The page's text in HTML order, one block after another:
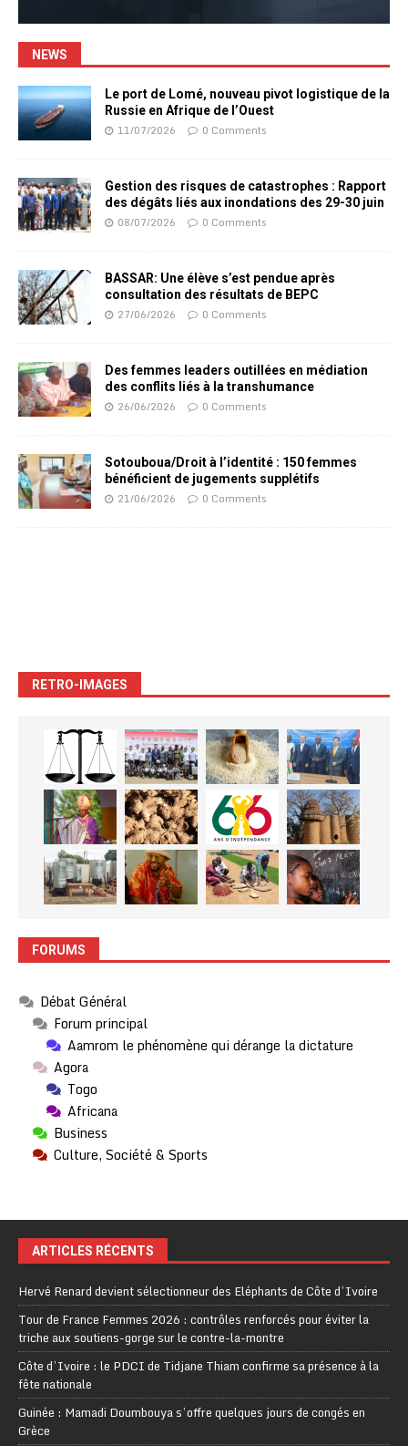
NEWS
Le port de Lomé, nouveau pivot logistique de la
Russie en Afrique de l’Ouest
11/07/2026 0 Comments
Gestion des risques de catastrophes : Rapport
des dégâts liés aux inondations des 29-30 juin
08/07/2026 0 Comments
BASSAR: Une élève s’est pendue après
consultation des résultats de BEPC
27/06/2026 0 Comments
Des femmes leaders outillées en médiation
des conflits liés à la transhumance
26/06/2026 0 Comments
Sotouboua/Droit à l’identité : 150 femmes
bénéficient de jugements supplétifs
21/06/2026 0 Comments
RETRO-IMAGES
FORUMS
Débat Général
Forum principal
Aamrom le phénomène qui dérange la dictature
Agora
Togo
Africana
Business
Culture, Société & Sports
ARTICLES RÉCENTS
Hervé Renard devient sélectionneur des Eléphants de Côte d’Ivoire
Tour de France Femmes 2026 : contrôles renforcés pour éviter la
triche aux soutiens-gorge sur le contre-la-montre
Côte d’Ivoire : le PDCI de Tidjane Thiam confirme sa présence à la
fête nationale
Guinée : Mamadi Doumbouya s’offre quelques jours de congés en
Grèce